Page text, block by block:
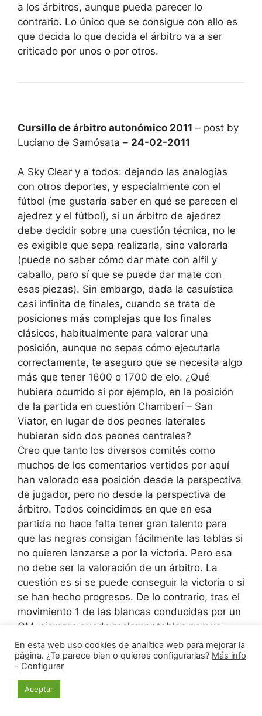
a los árbitros, aunque pueda parecer lo
contrario. Lo único que se consigue con ello es
que decida lo que decida el árbitro va a ser
criticado por unos o por otros.
Cursillo de árbitro autonómico 2011 – post by
Luciano de Samósata – 24-02-2011
A Sky Clear y a todos: dejando las analogías
con otros deportes, y especialmente con el
fútbol (me gustaría saber en qué se parecen el
ajedrez y el fútbol), si un árbitro de ajedrez
debe decidir sobre una cuestión técnica, no le
es exigible que sepa realizarla, sino valorarla
(puede no saber cómo dar mate con alfil y
caballo, pero sí que se puede dar mate con
esas piezas). Sin embargo, dada la casuística
casi infinita de finales, cuando se trata de
posiciones más complejas que los finales
clásicos, habitualmente para valorar una
posición, aunque no sepas cómo ejecutarla
correctamente, te aseguro que se necesita algo
más que tener 1600 o 1700 de elo. ¿Qué
hubiera ocurrido si por ejemplo, en la posición
de la partida en cuestión Chamberí – San
Viator, en lugar de dos peones laterales
hubieran sido dos peones centrales?
Creo que tanto los diversos comités como
muchos de los comentarios vertidos por aquí
han valorado esa posición desde la perspectiva
de jugador, pero no desde la perspectiva de
árbitro. Todos coincidimos en que en esa
partida no hace falta tener gran talento para
que las negras consigan fácilmente las tablas si
no quieren lanzarse a por la victoria. Pero esa
no debe ser la valoración de un árbitro. La
cuestión es si se puede conseguir la victoria o si
se han hecho progresos. De lo contrario, tras el
movimiento 1 de las blancas conducidas por un
GM, siempre puedo reclamar tablas porque
estoy seguro de que siempre habrá una
secuencia de jugadas que me conduzcan a las
tablas.
Para comprobar la discapacitación de los
árbitros que han tomado parte en la resolución,
En esta web uso cookies de analítica web para mejorar la
página. ¿Te parece bien o quieres configurarlas? Más info
- Configurar
Aceptar